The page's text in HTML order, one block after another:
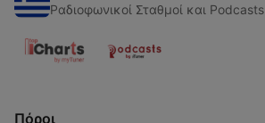
Ραδιοφωνικοί Σταθμοί και Podcasts
Πόροι